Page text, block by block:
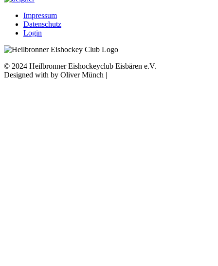
Impressum
Datenschutz
Login
© 2024 Heilbronner Eishockeyclub Eisbären e.V.
Designed with by Oliver Münch |